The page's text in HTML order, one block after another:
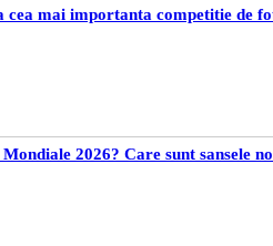
mai importanta competitie de
2026? Care sunt sansele